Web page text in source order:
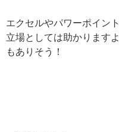
エクセルやパワーポイン
立場としては助かります
もありそう！